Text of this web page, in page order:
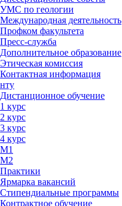
УМС по геологии
Международная деятельность
Профком факультета
Пресс-служба
Дополнительное образование
Этическая комиссия
Контактная информация
Дистанционное обучение
1 курс
2 курс
3 курс
4 курс
М1
М2
Практики
Ярмарка вакансий
Стипендиальные программы
Контрактное обучение